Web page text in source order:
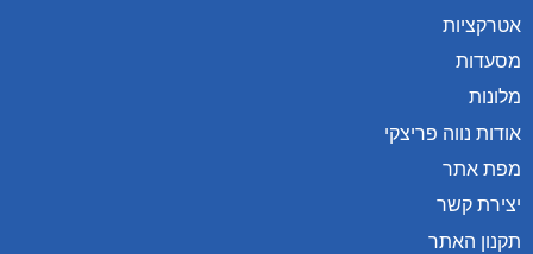
אטרקציות
מסעדות
מלונות
אודות נווה פריצקי
מפת אתר
יצירת קשר
תקנון האתר